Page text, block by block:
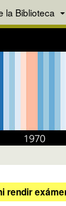
la Biblioteca
rendir